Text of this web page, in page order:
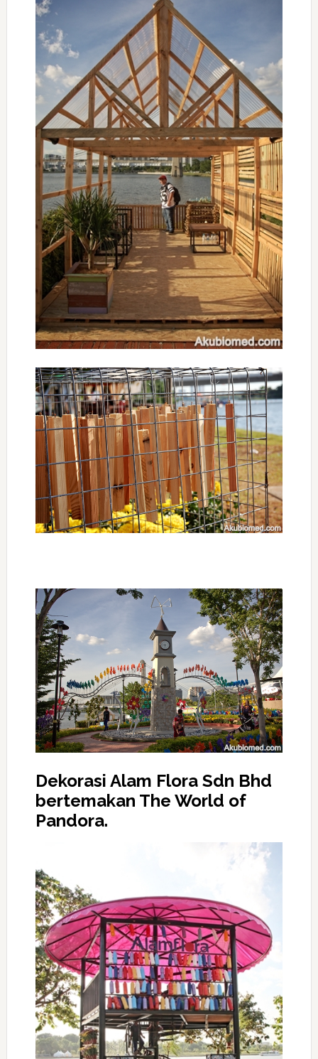
Dekorasi Alam Flora Sdn Bhd
bertemakan The World of
Pandora.